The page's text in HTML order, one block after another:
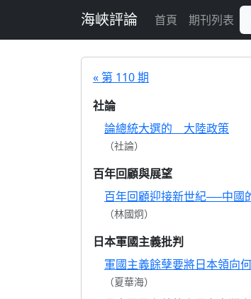
海峽評論 首頁 期刊列表
« 第 110 期
社論
論總統大選的 大陸政策
（社論）
百年回顧與展望
百年回顧迎接新世紀──中國
（林國炯）
日本軍國主義批判
軍國主義餘孽要將日本領向
（夏華海）